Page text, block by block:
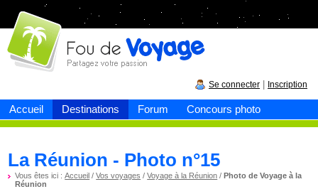
Accueil Destinations Forum Concours photo
Fou devoyage
Se connecter Inscription
La Réunion - Photo n°15
Vous êtes ici :Accueil /Vos voyages /Voyage à la Réunion /Photo de Voyage à la
Réunion